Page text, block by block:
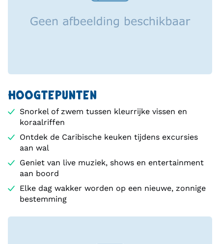
HOOGTEPUNTEN
Snorkel of zwem tussen kleurrijke vissen en
koraalriffen
Ontdek de Caribische keuken tijdens excursies
aan wal
Geniet van live muziek, shows en entertainment
aan boord
Elke dag wakker worden op een nieuwe, zonnige
bestemming